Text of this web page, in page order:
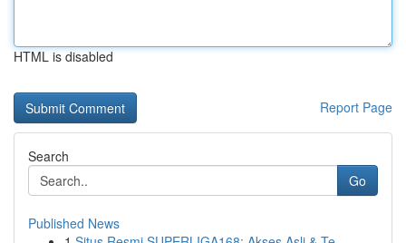
HTML is disabled
Report Page
Search
Go
Published News